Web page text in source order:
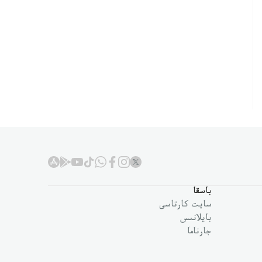
باسقا
سايت كارتاسى
بايلانىس
جارناما